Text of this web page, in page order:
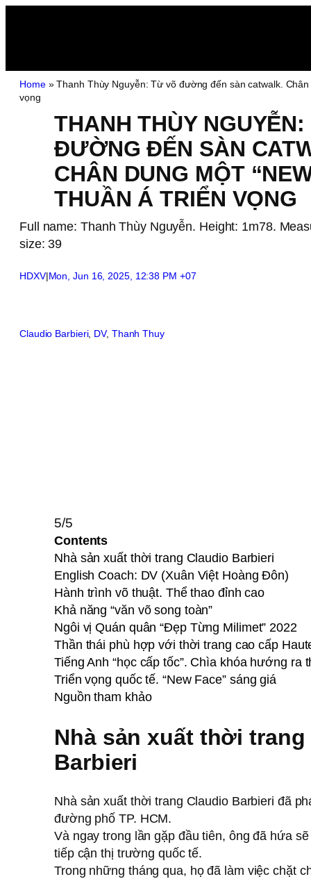
Home»Thanh Thùy Nguyễn: Từ võ đường đến sàn catwalk. Chân
vọng
THANH THÙY
ĐƯỜNG ĐẾN SÀN
CHÂN DUNG MỘT
THUẦN Á TRIỂN VỌNG
Full name: Thanh Thùy Nguyễn. Height: 1m78.
size: 39
HDXV|Mon, Jun 16, 2025, 12:38 PM +07
Claudio Barbieri, DV, Thanh Thuy
5/5
Contents
Nhà sản xuất thời trang Claudio Barbieri
English Coach: DV (Xuân Việt Hoàng Đôn)
Hành trình võ thuật. Thể thao đỉnh cao
Khả năng “văn võ song toàn”
Ngôi vị Quán quân “Đẹp Từng Milimet” 2022
Thần thái phù hợp với thời trang cao cấp
Tiếng Anh “học cấp tốc”. Chìa khóa hướng ra
Triển vọng quốc tế. “New Face” sáng giá
Nguồn tham khảo
Nhà sản xuất thời
Barbieri
Nhà sản xuất thời trang Claudio Barbieri đã
đường phố TP. HCM.
Và ngay trong lần gặp đầu tiên, ông đã hứa
tiếp cận thị trường quốc tế.
Trong những tháng qua, họ đã làm việc chặt